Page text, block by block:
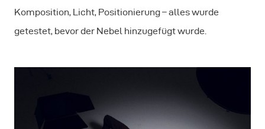
Komposition, Licht, Positionierung – alles wurde
getestet, bevor der Nebel hinzugefügt wurde.